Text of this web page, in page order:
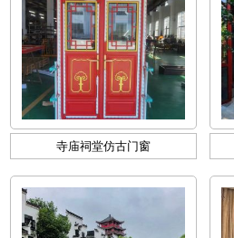
寺庙祠堂仿古门窗